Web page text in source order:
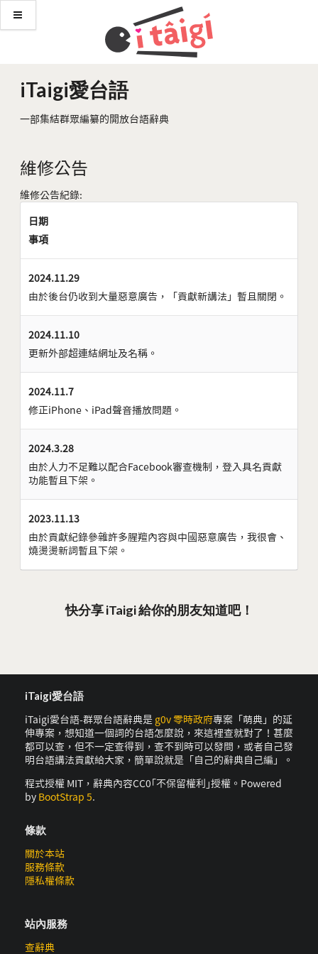
iTaigi愛台語
一部集結群眾編纂的開放台語辭典
維修公告
維修公告紀錄:
日期
事項
2024.11.29
由於後台仍收到大量惡意廣告，「貢獻新講法」暫且關閉。
2024.11.10
更新外部超連結網址及名稱。
2024.11.7
修正iPhone、iPad聲音播放問題。
2024.3.28
由於人力不足難以配合Facebook審查機制，登入具名貢獻
功能暫且下架。
2023.11.13
由於貢獻紀錄參雜許多腥羶內容與中國惡意廣告，我很會、
燒燙燙新詞暫且下架。
快分享 iTaigi 給你的朋友知道吧！
iTaigi愛台語
iTaigi愛台語-群眾台語辭典是 g0v 零時政府專案「萌典」的延
伸專案，想知道一個詞的台語怎麼說，來這裡查就對了！甚麼
都可以查，但不一定查得到，查不到時可以發問，或者自己發
明台語講法貢獻給大家，簡單說就是「自己的辭典自己編」。
程式授權 MIT，辭典內容CC0｢不保留權利｣授權。Powered
by BootStrap 5.
條款
關於本站
服務條款
隱私權條款
站內服務
查辭典